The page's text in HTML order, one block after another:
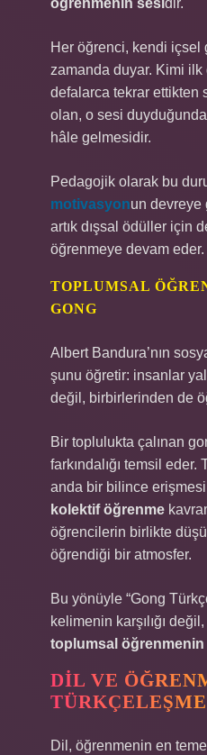
öğrenmenin sesi dir.
Her öğrenci, kendi içsel
zamanda duyar. Kimi
defalarca tekrar
olan, o sesi duyduğunda
hâle gelmesidir.
Pedagojik olarak bu
motivasyonun devreye
artık dışsal ödüller için
öğrenmeye devam eder.
TOPLUMSAL
GONG
Albert Bandura’nın
şunu öğretir: insanlar
değil, birbirlerinden de
Bir toplulukta çalınan
farkındalığı temsil eder.
anda bir bilince
kolektif öğrenme
öğrencilerin birlikte
öğrendiği bir atmosfer.
Bu yönüyle “Gong
kelimenin karşılığı
toplumsal öğrenmenin
DIL VE
Dil, öğrenmenin en